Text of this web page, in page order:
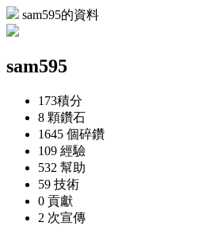
sam595的資料
sam595
173積分
8 顆鑽石
1645 個碎鑽
109 經驗
532 幫助
59 技術
0 貢獻
2 次宣傳